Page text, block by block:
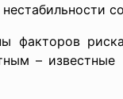
фaкторов
–